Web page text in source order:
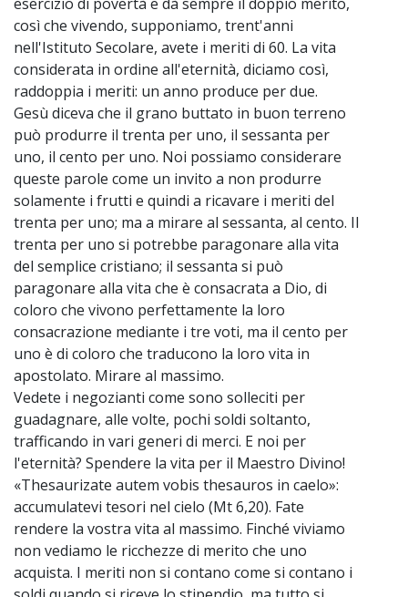
così che vivendo, supponiamo, trent'anni
nell'Istituto Secolare, avete i meriti di 60. La vita
considerata in ordine all'eternità, diciamo così,
raddoppia i meriti: un anno produce per due.
Gesù diceva che il grano buttato in buon terreno
può produrre il trenta per uno, il sessanta per
uno, il cento per uno. Noi possiamo considerare
queste parole come un invito a non produrre
solamente i frutti e quindi a ricavare i meriti del
trenta per uno; ma a mirare al sessanta, al cento. Il
trenta per uno si potrebbe paragonare alla vita
del semplice cristiano; il sessanta si può
paragonare alla vita che è consacrata a Dio, di
coloro che vivono perfettamente la loro
consacrazione mediante i tre voti, ma il cento per
uno è di coloro che traducono la loro vita in
apostolato. Mirare al massimo.
Vedete i negozianti come sono solleciti per
guadagnare, alle volte, pochi soldi soltanto,
trafficando in vari generi di merci. E noi per
l'eternità? Spendere la vita per il Maestro Divino!
«Thesaurizate autem vobis thesauros in caelo»:
accumulatevi tesori nel cielo (Mt 6,20). Fate
rendere la vostra vita al massimo. Finché viviamo
non vediamo le ricchezze di merito che uno
acquista. I meriti non si contano come si contano i